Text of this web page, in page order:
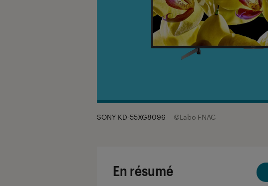
SONY KD-55XG8096 ©Labo FNAC
En résumé